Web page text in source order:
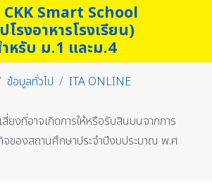
Smart School
โรงอาหารโรงเรียน)
หรับ ม.1 และม.4
ข้อมูลทั่วไป
ITA ONLINE
สี่ยงที่อาจเกิดการให้หรือรับสินบนจากการ
จของสถานศึกษาประจำปีงบประมาณ พ.ศ